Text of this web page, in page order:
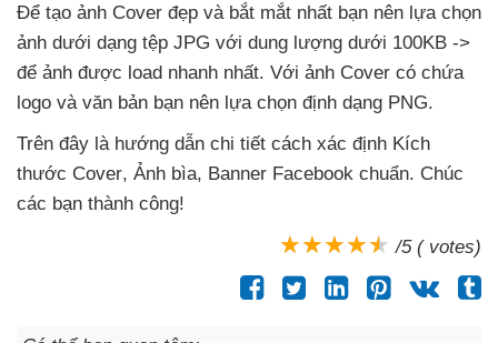
Để tạo ảnh Cover đẹp và bắt mắt nhất bạn nên lựa chọn
ảnh dưới dạng tệp JPG với dung lượng dưới 100KB ->
để ảnh được load nhanh nhất. Với ảnh Cover có chứa
logo và văn bản bạn nên lựa chọn định dạng PNG.
Trên đây là hướng dẫn chi tiết cách xác định Kích
thước Cover, Ảnh bìa, Banner Facebook chuẩn. Chúc
các bạn thành công!
/5 ( votes)